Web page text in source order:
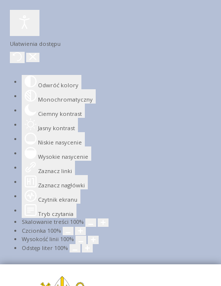
Ułatwienia dostępu
Odwróć kolory
Monochromatyczny
Ciemny kontrast
Jasny kontrast
Niskie nasycenie
Wysokie nasycenie
Zaznacz linki
Zaznacz nagłówki
Czytnik ekranu
Tryb czytania
Skalowanie treści 100%
Czcionka 100%
Wysokość linii 100%
Odstęp liter 100%